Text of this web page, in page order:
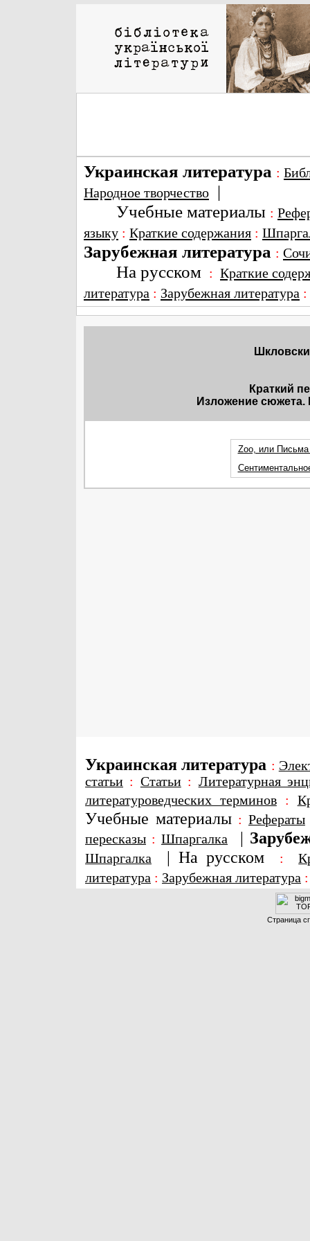
Украинская литература :
Народное творчество |
Учебные материалы :
языку : Краткие содержания :
Зарубежная литература :
На русском : Краткие
литература : Зарубежная литература
Краткий
Изложение сюжета.
Zoo, или
Украинская литература :
статьи : Статьи: Литературная
литературоведческих терминов:
Учебные материалы : Рефераты
пересказы : Шпаргалка |
Шпаргалка | На русском :
литература : Зарубежная литература
Страница